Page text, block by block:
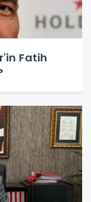
Fatih